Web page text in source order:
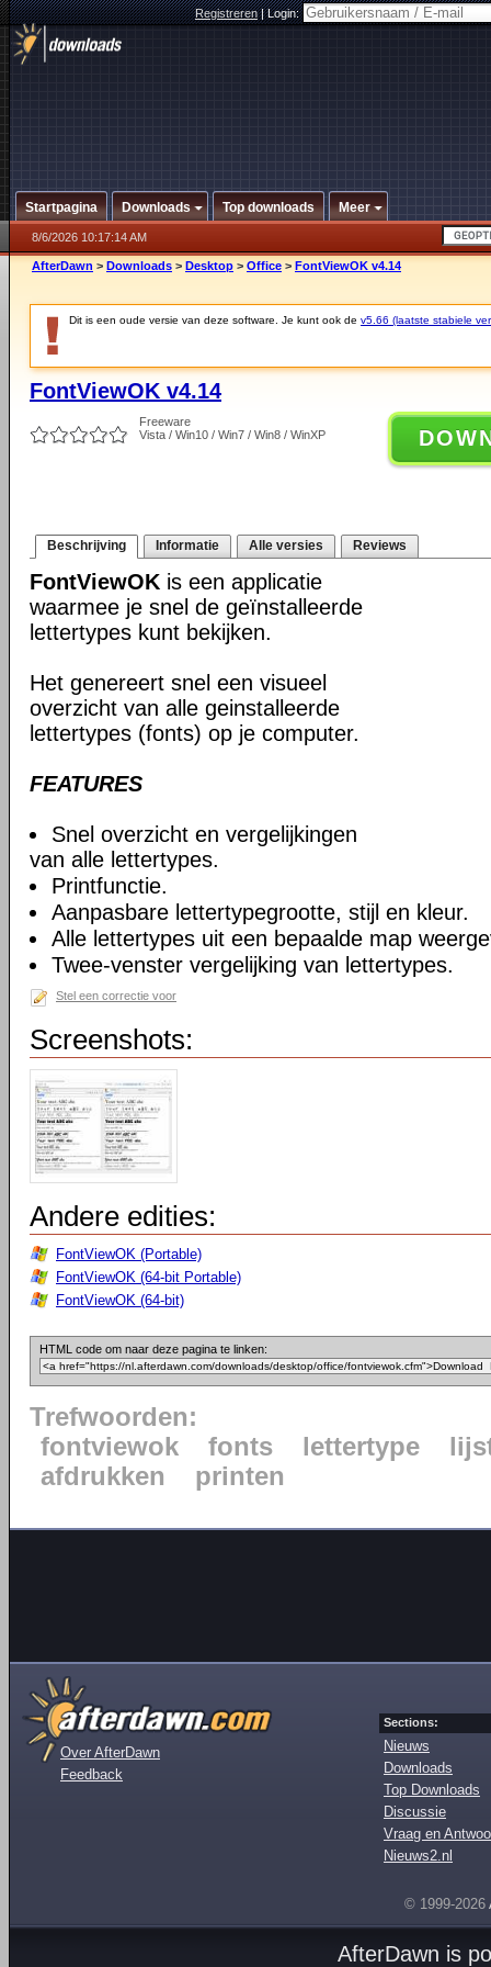
Registreren|Login:
Startpagina Downloads Top downloads Meer
8/6/2026 10:17:14 AM
AfterDawn > Downloads > Desktop > Office > FontViewOK v4.14
Dit is een oude versie van deze software. Je kunt ook de v5.66 (laatste stabiele
FontViewOK v4.14
Freeware
Vista / Win10 / Win7 / Win8 / WinXP
Beschrijving Informatie Alle versies Reviews
FontViewOK is een applicatie
waarmee je snel de geïnstalleerde
lettertypes kunt bekijken.
Het genereert snel een visueel
overzicht van alle geinstalleerde
lettertypes (fonts) op je computer.
FEATURES
Snel overzicht en vergelijkingen
van alle lettertypes.
Printfunctie.
Aanpasbare lettertypegrootte, stijl en kleur.
Alle lettertypes uit een bepaalde map
Twee-venster vergelijking van lettertypes.
Stel een correctie voor
Screenshots:
Andere edities:
FontViewOK (Portable)
FontViewOK (64-bit Portable)
FontViewOK (64-bit)
HTML code om naar deze pagina te linken:
Trefwoorden:
fontviewok
fonts lettertype
afdrukken
printen
Over AfterDawn
Feedback
Sections:
Nieuws
Downloads
Top Downloads
Discussie
Vraag en
Nieuws2.nl
© 1999-2026
AfterDawn is